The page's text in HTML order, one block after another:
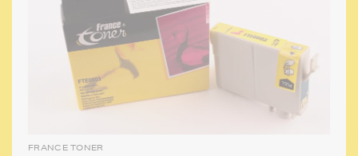
FRANCE TONER